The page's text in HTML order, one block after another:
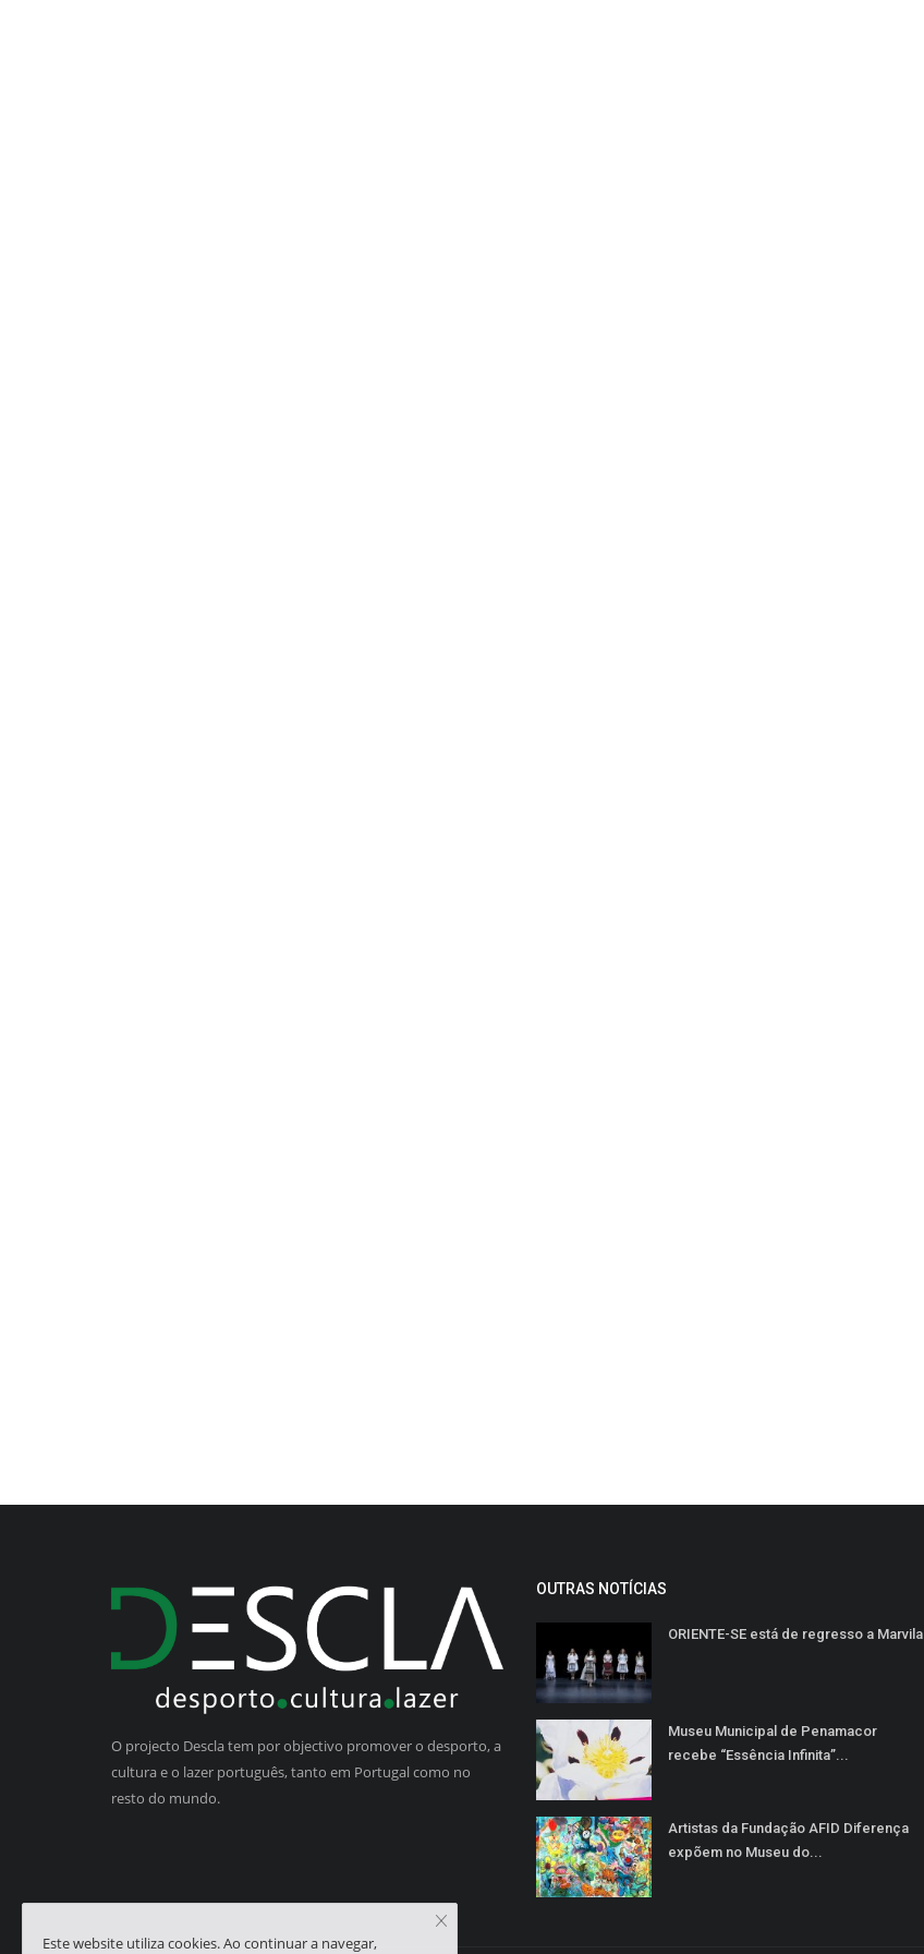
O projecto Descla tem por objectivo promover o desporto, a
cultura e o lazer português, tanto em Portugal como no
resto do mundo.
OUTRAS NOTÍCIAS
ORIENTE-SE está de regresso a Marvila
Museu Municipal de Penamacor
recebe “Essência Infinita”...
Artistas da Fundação AFID Diferença
expõem no Museu do...
Este website utiliza cookies. Ao continuar a navegar,